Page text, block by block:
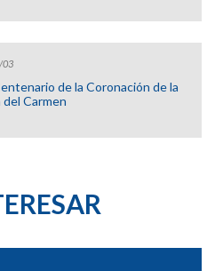
03
de la Coronación de la
Carmen